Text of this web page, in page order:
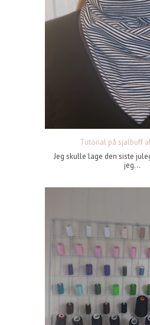
Tutorial på sjalbuff
Jeg skulle lage den siste
jeg...